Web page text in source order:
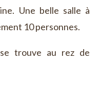
Une belle salle à
10 personnes.
trouve au rez de